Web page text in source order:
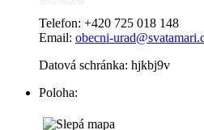
Telefon: +420 725 018 148
Email: obecni-
Datová schránka: hjkbj9v
Poloha: